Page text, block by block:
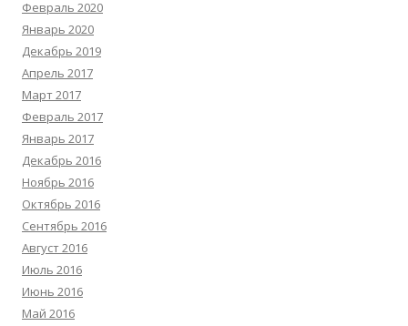
Февраль 2020
Январь 2020
Декабрь 2019
Апрель 2017
Март 2017
Февраль 2017
Январь 2017
Декабрь 2016
Ноябрь 2016
Октябрь 2016
Сентябрь 2016
Август 2016
Июль 2016
Июнь 2016
Май 2016